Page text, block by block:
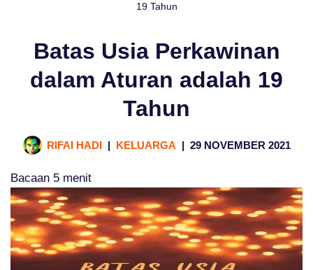
19 Tahun
Batas Usia Perkawinan
dalam Aturan adalah 19
Tahun
RIFAI HADI KELUARGA 29 NOVEMBER 2021
Bacaan 5 menit